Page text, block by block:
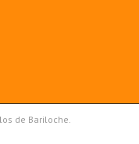
de Bariloche.